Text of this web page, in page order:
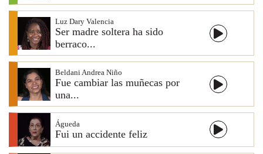
Luz Dary Valencia
Ser madre soltera ha sido
berraco...
Beldani Andrea Niño
Fue cambiar las muñecas por
una...
Águeda
Fui un accidente feliz